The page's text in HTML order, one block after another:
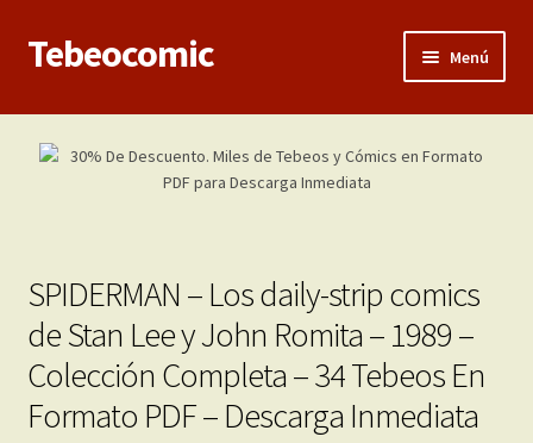
Ir
Ir
al
Tebeocomic Menú
Inicio
Adultos
Porno 3D
Inéditas
SPIDERMAN – Los daily-strip comics
de Stan Lee y John Romita – 1989 –
Colección Completa – 34 Tebeos En
Formato PDF – Descarga Inmediata